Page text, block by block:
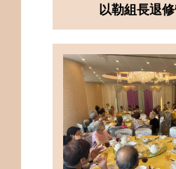
以勒組長退